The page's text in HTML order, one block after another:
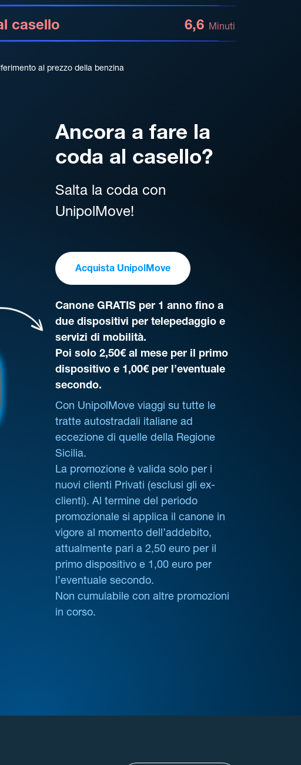
casello 6,6 Minuti
al prezzo della benzina
Ancora a fare la
coda al casello?
Salta la coda con
UnipolMove!
Acquista UnipolMove
Canone GRATIS per 1 anno fino a
due dispositivi per telepedaggio e
servizi di mobilità.
Poi solo 2,50€ al mese per il primo
dispositivo e 1,00€ per l’eventuale
secondo.
Con UnipolMove viaggi su tutte le
tratte autostradali italiane ad
eccezione di quelle della Regione
Sicilia.
La promozione è valida solo per i
nuovi clienti Privati (esclusi gli ex-
clienti). Al termine del periodo
promozionale si applica il canone in
vigore al momento dell’addebito,
attualmente pari a 2,50 euro per il
primo dispositivo e 1,00 euro per
l’eventuale secondo.
Non cumulabile con altre promozioni
in corso.